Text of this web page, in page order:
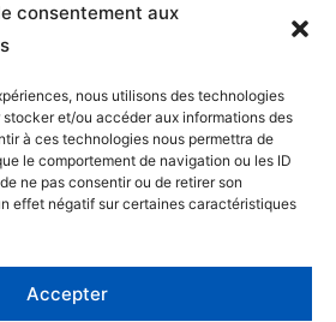
consentement aux
nous utilisons des technologies
et/ou accéder aux informations des
à ces technologies nous permettra de
le comportement de navigation ou les ID
ne pas consentir ou de retirer son
effet négatif sur certaines caractéristiques
Accepter